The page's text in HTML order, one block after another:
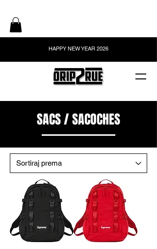
HAPPY NEW YEAR 2026
SACS / SACOCHES